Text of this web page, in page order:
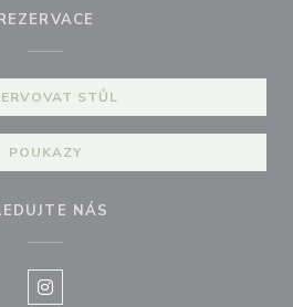
STŮL
POUKAZY
NÁS
Instagram ((otevře se v novém